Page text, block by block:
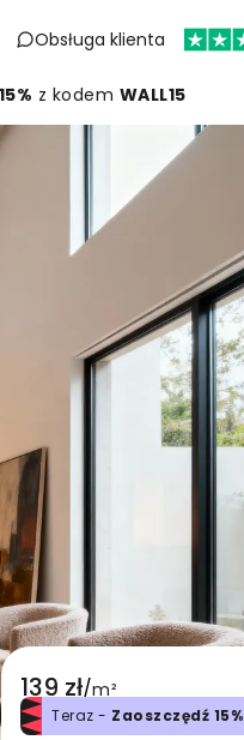
Obsługa klienta
z kodem WALL15
139 zł/m²
Teraz - Zaoszczędź 15%